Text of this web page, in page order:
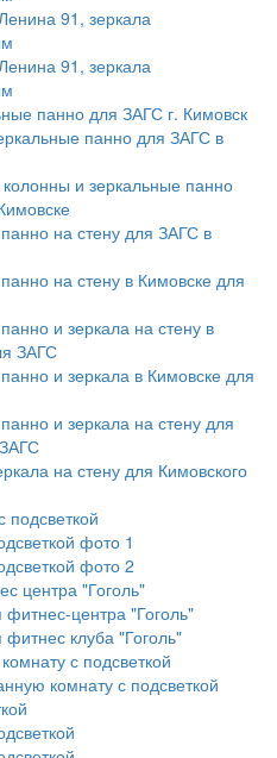
91, зеркала
91, зеркала
панно для ЗАГС г. Кимовск
панно для ЗАГС в
и зеркальные панно
на стену для ЗАГС в
на стену в Кимовске для
и зеркала на стену в
ЗАГС
и зеркала в Кимовске для
и зеркала на стену для
на стену для Кимовского
подсветкой
фото 1
фото 2
центра "Гоголь"
фитнес-центра "Гоголь"
клуба "Гоголь"
с подсветкой
комнату с подсветкой